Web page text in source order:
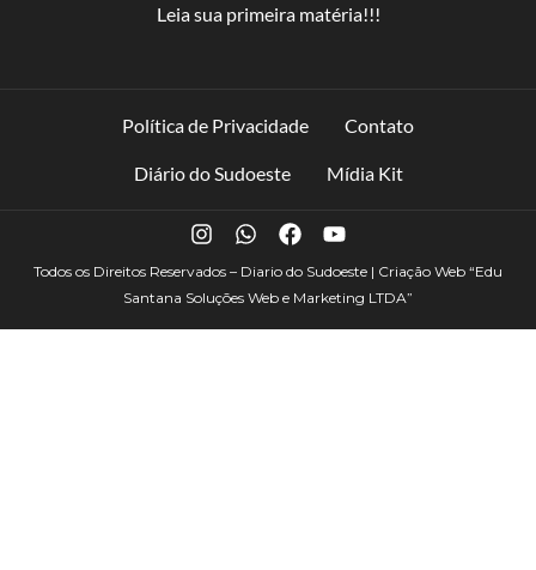
Leia sua primeira matéria!!!
Política de Privacidade Contato
Diário do Sudoeste Mídia Kit
Todos os Direitos Reservados – Diario do Sudoeste | Criação Web “Edu
Santana Soluções Web e Marketing LTDA”